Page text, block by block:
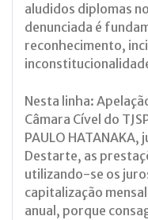
aludidos diplomas
denunciada é
reconhecimento,
Nesta linha:
Câmara Cível do
PAULO
Destarte, as
utilizando-se os
capitalização
anual, porque